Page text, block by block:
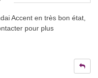
Accent en très bon état,
pour plus